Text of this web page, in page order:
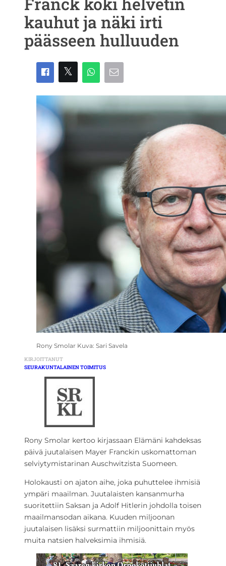
kauhut ja näki irti
päässeen hulluuden
Rony Smolar Kuva: Sari Savela
KIRJOITTANUT
SEURAKUNTALAINEN TOIMITUS
Rony Smolar kertoo kirjassaan Elämäni kahdeksas
päivä juutalaisen Mayer Franckin uskomattoman
selviytymistarinan Auschwitzista Suomeen.
Holokausti on ajaton aihe, joka puhuttelee ihmisiä
ympäri maailman. Juutalaisten kansanmurha
suoritettiin Saksan ja Adolf Hitlerin johdolla toisen
maailmansodan aikana. Kuuden miljoonan
juutalaisen lisäksi surmattiin miljoonittain myös
muita natsien halveksimia ihmisiä.